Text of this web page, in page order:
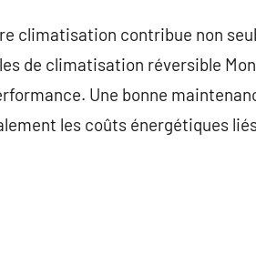
climatisation contribue non
de climatisation réversible
Une bonne
les coûts énergétiques